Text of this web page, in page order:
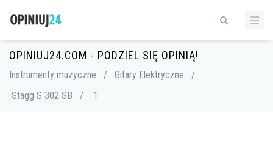
OPINIUJ24.COM - PODZIEL SIĘ OPINIĄ!
Instrumenty muzyczne / Gitary Elektryczne
/
Stagg S 302 SB
/ 1